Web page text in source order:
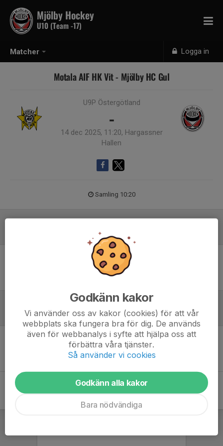
Matcher Logga in
Mjölby Hockey
U10 (Team -17)
Motala AIF HK Vit - Mjölby HC Gul
U9P Östergötland
-
14 dec 2025, 11:20, Hargassner
Hallen
Samling 10:20
Ingen uppställning ifylld
Referat
Inget referat skrivet
Godkänn kakor
Vi använder oss av kakor (cookies) för att vår
webbplats ska fungera bra för dig. De används
även för webbanalys i syfte att hjälpa oss att
förbättra våra tjänster.
Så använder vi cookies
Godkänn alla kakor
Bara nödvändiga